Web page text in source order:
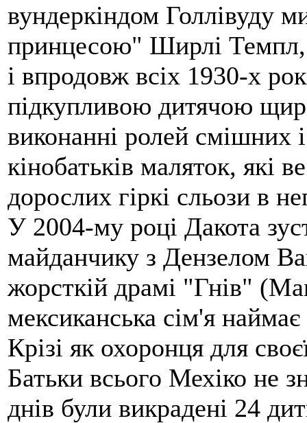
вундеркіндом Голлівуду
принцесою" Ширлі Темпл,
і впродовж всіх 1930-х
підкупливою дитячою
виконанні ролей смішних
кінобатьків маляток, які
дорослих гіркі сльози в
У 2004-му році Дакота
майданчику з Дензелом
жорсткій драмі "Гнів"
мексиканська сім'я
Крізі як охоронця для
Батьки всього Мехіко не
днів були викрадені 24